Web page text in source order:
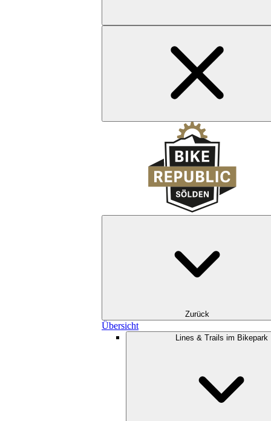
Zurück
Übersicht
Lines & Trails im Bikepark